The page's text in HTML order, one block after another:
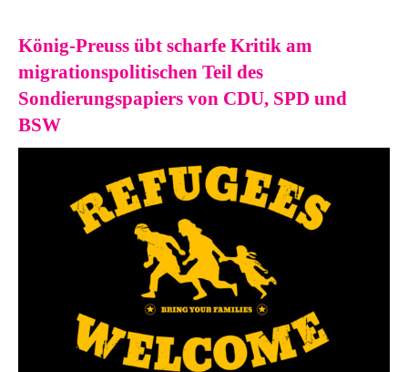
König-Preuss übt scharfe Kritik am
migrationspolitischen Teil des
Sondierungspapiers von CDU, SPD und
BSW